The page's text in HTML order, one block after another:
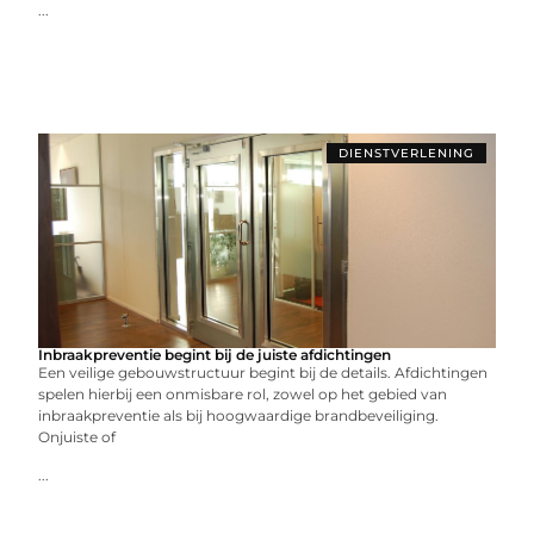
...
DIENSTVERLENING
Inbraakpreventie begint bij de juiste afdichtingen
Een veilige gebouwstructuur begint bij de details. Afdichtingen
spelen hierbij een onmisbare rol, zowel op het gebied van
inbraakpreventie als bij hoogwaardige brandbeveiliging.
Onjuiste of
...